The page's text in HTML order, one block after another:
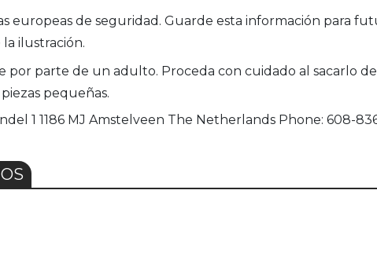
europeas de seguridad. Guarde esta información para
ilustración.
por parte de un adulto. Proceda con cuidado al sacarlo
pequeñas.
1 1186 MJ Amstelveen The Netherlands Phone: 608-